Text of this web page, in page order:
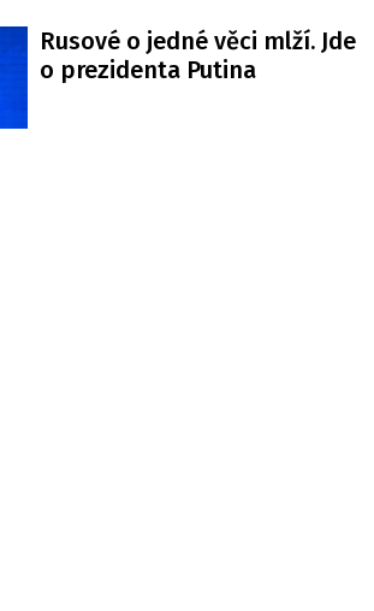
Rusové o jedné věci mlží. Jde
o prezidenta Putina